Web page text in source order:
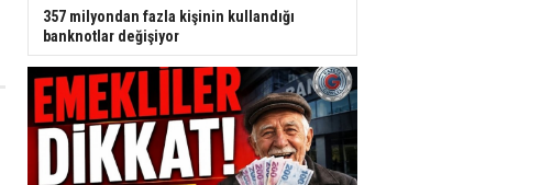
357 milyondan fazla kişinin kullandığı
banknotlar değişiyor